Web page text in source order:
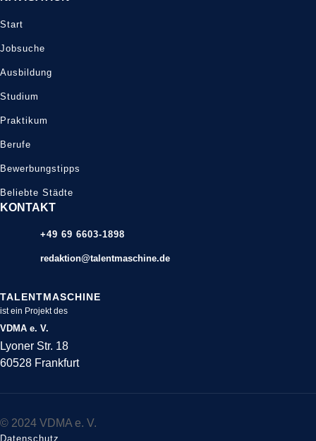
Start
Jobsuche
Ausbildung
Studium
Praktikum
Berufe
Bewerbungstipps
Beliebte Städte
KONTAKT
+49 69 6603-1898
redaktion@talentmaschine.de
TALENTMASCHINE
ist ein Projekt des
VDMA e. V.
Lyoner Str. 18
60528 Frankfurt
© 2024 VDMA e. V.
Datenschutz